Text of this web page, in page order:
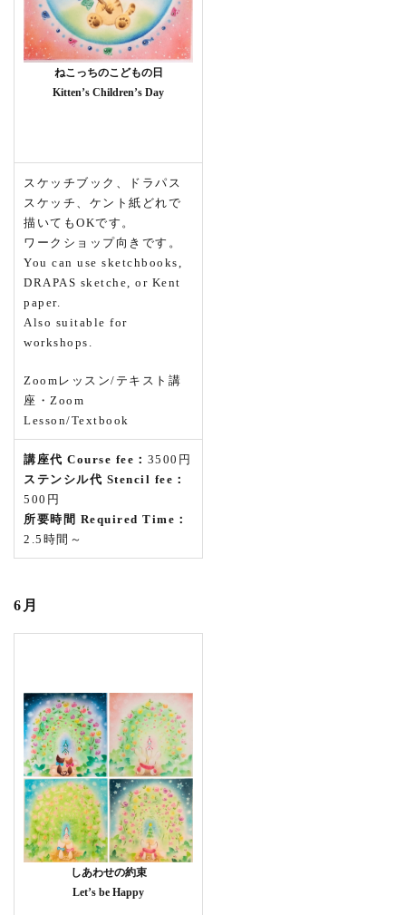
ねこっちのこどもの日
Kitten’s Children’s Day
スケッチブック、ドラパス
スケッチ、ケント紙どれで
描いてもOKです。
ワークショップ向きです。
You can use sketchbooks,
DRAPAS sketche, or Kent
paper.
Also suitable for
workshops.
Zoomレッスン/テキスト講
座・Zoom
Lesson/Textbook
講座代 Course fee： 3500円
ステンシル代 Stencil fee：
500円
所要時間 Required Time：
2.5時間～
6月
しあわせの約束
Let’s be Happy